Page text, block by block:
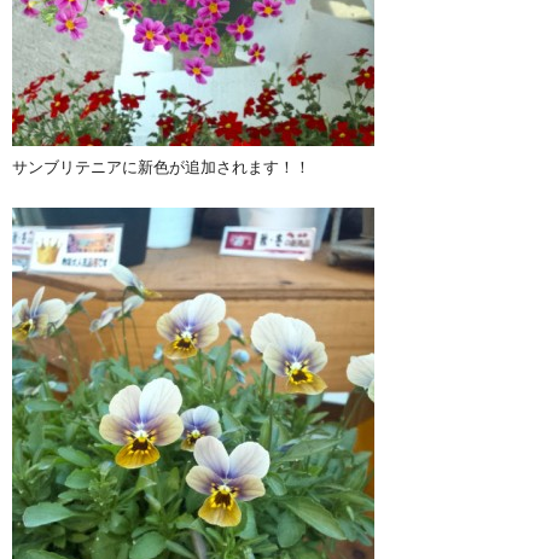
サンブリテニアに新色が追加されます！！